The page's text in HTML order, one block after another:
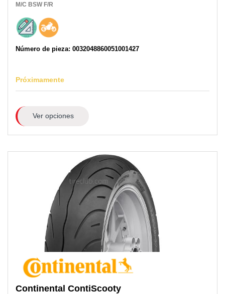
M/C BSW F/R
Número de pieza: 0032048860051001427
Próximamente
Ver opciones
Continental ContiScooty